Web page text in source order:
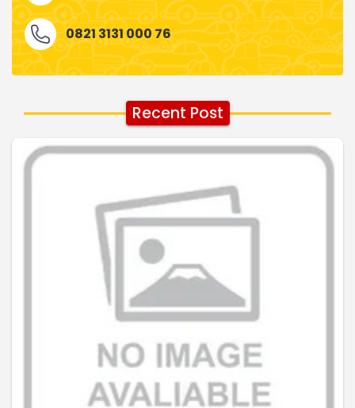
0821 3131 000 76
Recent Post